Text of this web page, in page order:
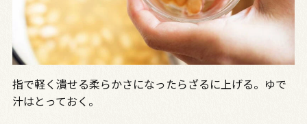
指で軽く潰せる柔らかさになったらざるに上げる。ゆで
汁はとっておく。